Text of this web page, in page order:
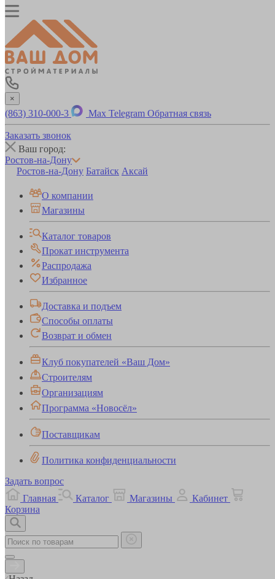
×
(863) 310-000-3 Max Telegram Обратная связь
Заказать звонок
Ваш город:
Ростов-на-Дону
Ростов-на-Дону Батайск Аксай
О компании
Магазины
Каталог товаров
Прокат инструмента
Распродажа
Избранное
Доставка и подъем
Способы оплаты
Возврат и обмен
Клуб покупателей «Ваш Дом»
Строителям
Организациям
Программа «Новосёл»
Поставщикам
Политика конфиденциальности
Задать вопрос
Главная
Каталог Магазины
Кабинет
Корзина